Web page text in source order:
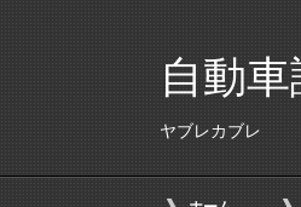
自動
ヤブレカブレ